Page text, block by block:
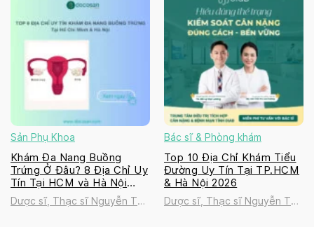
Sản Phụ Khoa
Khám Đa Nang Buồng
Trứng Ở Đâu? 8 Địa Chỉ Uy
Tín Tại HCM và Hà Nội
2026
Dược sĩ, Thạc sĩ Nguyễn Thị
Bác sĩ & Phòng khám
Top 10 Địa Chỉ Khám Tiểu
Đường Uy Tín Tại TP.HCM
& Hà Nội 2026
Dược sĩ, Thạc sĩ Nguyễn Thị